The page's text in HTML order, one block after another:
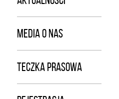
MEDIA O NAS
TECZKA PRASOWA